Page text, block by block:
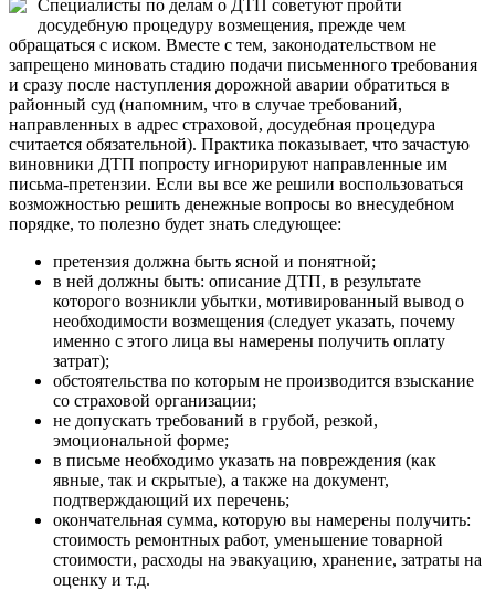
Специалисты по делам о ДТП советуют пройти
досудебную процедуру возмещения, прежде чем
обращаться с иском. Вместе с тем, законодательством не
запрещено миновать стадию подачи письменного требования
и сразу после наступления дорожной аварии обратиться в
районный суд (напомним, что в случае требований,
направленных в адрес страховой, досудебная процедура
считается обязательной). Практика показывает, что зачастую
виновники ДТП попросту игнорируют направленные им
письма-претензии. Если вы все же решили воспользоваться
возможностью решить денежные вопросы во внесудебном
порядке, то полезно будет знать следующее:
претензия должна быть ясной и понятной;
в ней должны быть: описание ДТП, в результате
которого возникли убытки, мотивированный вывод о
необходимости возмещения (следует указать, почему
именно с этого лица вы намерены получить оплату
затрат);
обстоятельства по которым не производится взыскание
со страховой организации;
не допускать требований в грубой, резкой,
эмоциональной форме;
в письме необходимо указать на повреждения (как
явные, так и скрытые), а также на документ,
подтверждающий их перечень;
окончательная сумма, которую вы намерены получить:
стоимость ремонтных работ, уменьшение товарной
стоимости, расходы на эвакуацию, хранение, затраты на
оценку и т.д.